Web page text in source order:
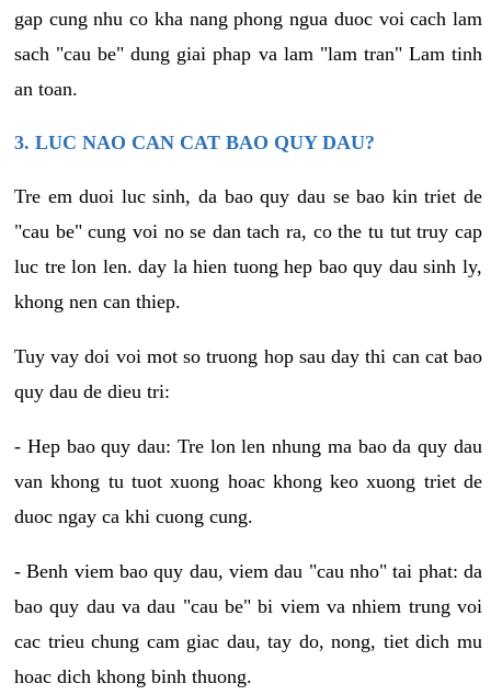
gap cung nhu co kha nang phong ngua duoc voi cach lam
sach "cau be" dung giai phap va lam "lam tran" Lam tinh
an toan.
3. LUC NAO CAN CAT BAO QUY DAU?
Tre em duoi luc sinh, da bao quy dau se bao kin triet de
"cau be" cung voi no se dan tach ra, co the tu tut truy cap
luc tre lon len. day la hien tuong hep bao quy dau sinh ly,
khong nen can thiep.
Tuy vay doi voi mot so truong hop sau day thi can cat bao
quy dau de dieu tri:
- Hep bao quy dau: Tre lon len nhung ma bao da quy dau
van khong tu tuot xuong hoac khong keo xuong triet de
duoc ngay ca khi cuong cung.
- Benh viem bao quy dau, viem dau "cau nho" tai phat: da
bao quy dau va dau "cau be" bi viem va nhiem trung voi
cac trieu chung cam giac dau, tay do, nong, tiet dich mu
hoac dich khong binh thuong.